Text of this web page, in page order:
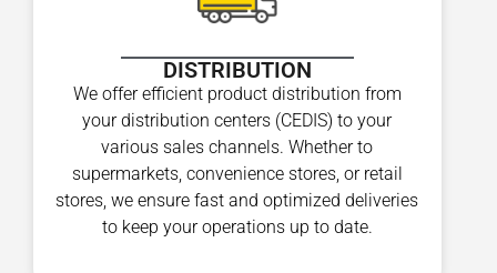
DISTRIBUTION
We offer efficient product distribution from
your distribution centers (CEDIS) to your
various sales channels. Whether to
supermarkets, convenience stores, or retail
stores, we ensure fast and optimized deliveries
to keep your operations up to date.